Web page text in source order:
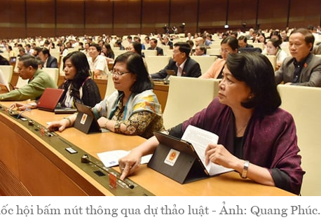
hội bấm nút thông qua dự thảo luật - Ảnh: Quang Phúc.